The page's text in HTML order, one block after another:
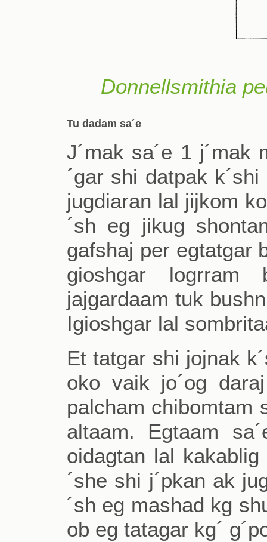
Donnellsmithia
Tu dadam sa´e
J´mak sa´e 1
´gar shi datpak
jugdiaran lal jijkom
´sh eg jikug
gafshaj per egtatgar
gioshgar
jajgardaam tuk
Igioshgar lal
Et tatgar shi jojnak
oko vaik jo´og
palcham chibomtam
altaam. Egtaam
oidagtan lal
´she shi j´pkan ak
´sh eg mashad kg
ob eg tatagar kg´